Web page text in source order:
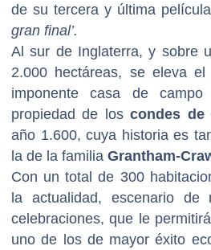
de su tercera y última
gran final’.
Al sur de Inglaterra, y sobre
2.000 hectáreas, se eleva
imponente casa de
propiedad de los condes de
año 1.600, cuya historia es
la de la familia Grantham-
Con un total de 300
la actualidad, escenario de
celebraciones, que le
uno de los de mayor éxito